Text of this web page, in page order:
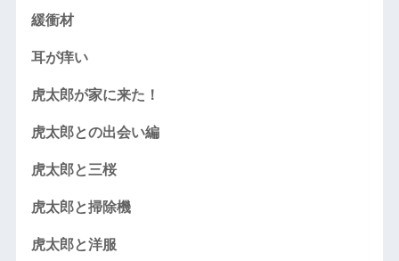
緩衝材
耳が痒い
虎太郎が家に来た！
虎太郎との出会い編
虎太郎と三桜
虎太郎と掃除機
虎太郎と洋服